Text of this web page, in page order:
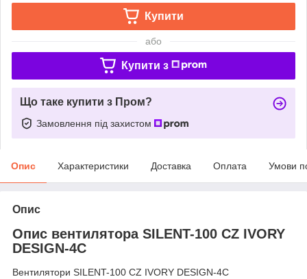
Купити
або
Купити з
Що таке купити з Пром?
Замовлення під захистом
Опис Характеристики Доставка Оплата Умови
Опис
Опис вентилятора SILENT-100 CZ IVORY
DESIGN-4C
Вентилятори SILENT-100 CZ IVORY DESIGN-4C